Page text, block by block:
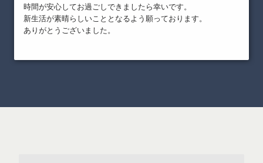
時間が安心してお過ごしできましたら幸いです。
新生活が素晴らしいこととなるよう願っております。
ありがとうございました。